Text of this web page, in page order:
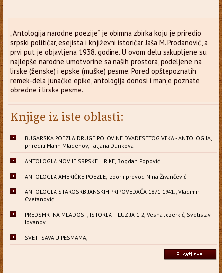
„Antologija narodne poezije“ je obimna zbirka koju je priredio
srpski političar, esejista i književni istoričar Jaša M. Prodanović, a
prvi put je objavljena 1938. godine. U ovom delu sakupljene su
najlepše narodne umotvorine sa naših prostora, podeljene na
lirske (ženske) i epske (muške) pesme. Pored opštepoznatih
remek-dela junačke epike, antologija donosi i manje poznate
obredne i lirske pesme.
Knjige iz iste oblasti:
BUGARSKA POEZIJA DRUGE POLOVINE DVADESETOG VEKA - ANTOLOGIJA,
priredili Marin Mladenov, Tatjana Dunkova
ANTOLOGIJA NOVIJE SRPSKE LIRIKE, Bogdan Popović
ANTOLOGIJA AMERIČKE POEZIJE, izbor i prevod Nina Živančević
ANTOLOGIJA STAROSRBIJANSKIH PRIPOVEDAČA 1871-1941., Vladimir
Cvetanović
PREDSMRTNA MLADOST, ISTORIJA I ILUZIJA 1-2, Vesna Jezerkić, Svetislav
Jovanov
SVETI SAVA U PESMAMA,